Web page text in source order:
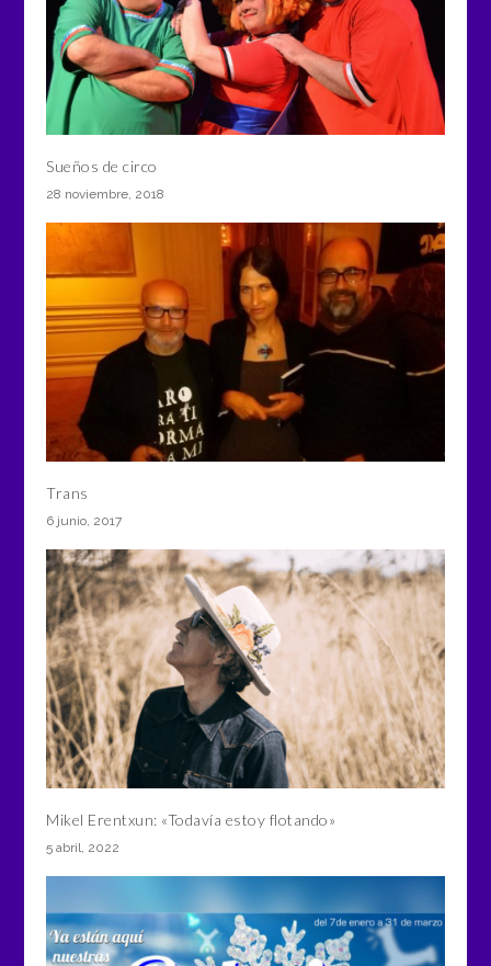
Sueños de circo
28 noviembre, 2018
Trans
6 junio, 2017
Mikel Erentxun: «Todavía estoy flotando»
5 abril, 2022